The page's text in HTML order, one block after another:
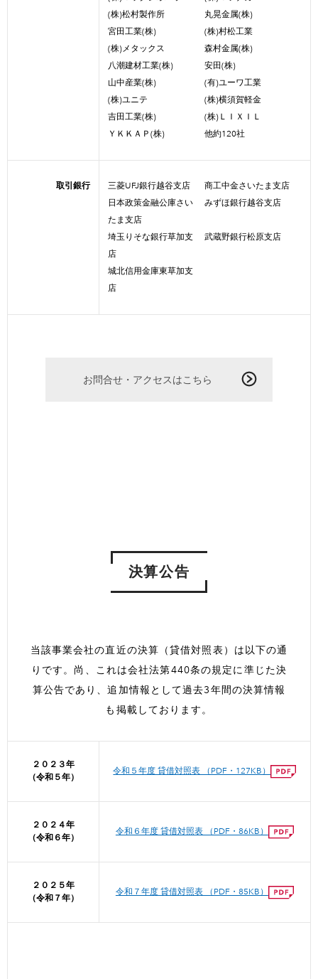
(株)松村製作所
丸晃金属(株)
宮田工業(株)
(株)村松工業
(株)メタックス
森村金属(株)
八潮建材工業(株)
安田(株)
山中産業(株)
(有)ユーワ工業
(株)ユニテ
(株)横須賀軽金
吉田工業(株)
(株)ＬＩＸＩＬ
ＹＫＫＡＰ(株)
他約120社
取引銀行 三菱UFJ銀行越谷支店
商工中金さいたま支店
日本政策金融公庫さい
たま支店
みずほ銀行越谷支店
埼玉りそな銀行草加支
店
武蔵野銀行松原支店
城北信用金庫東草加支
店
お問合せ・アクセスはこちら
決算公告
当該事業会社の直近の決算（貸借対照表）は以下の通
りです。 尚、これは会社法第440条の規定に準じた決
算公告であり、追加情報として過去3年間の決算情報
も掲載しております。
２０２３年
（令和５年）
令和５年度 貸借対照表 （PDF・127KB）
２０２４年
（令和６年）
令和６年度 貸借対照表 （PDF・86KB）
２０２５年
（令和７年）
令和７年度 貸借対照表 （PDF・85KB）